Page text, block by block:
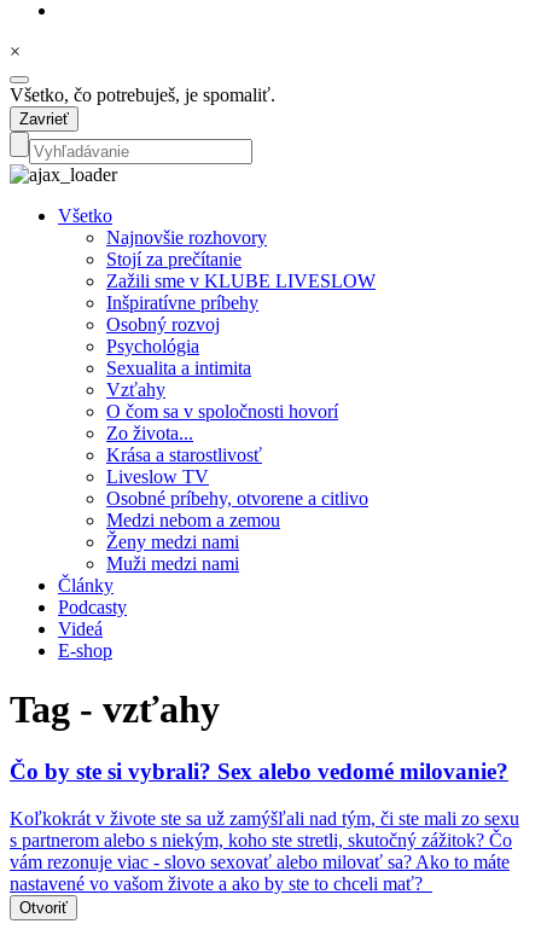
×
Všetko, čo potrebuješ, je spomaliť.
Zavrieť
Všetko
Najnovšie rozhovory
Stojí za prečítanie
Zažili sme v KLUBE LIVESLOW
Inšpiratívne príbehy
Osobný rozvoj
Psychológia
Sexualita a intimita
Vzťahy
O čom sa v spoločnosti hovorí
Zo života...
Krása a starostlivosť
Liveslow TV
Osobné príbehy, otvorene a citlivo
Medzi nebom a zemou
Ženy medzi nami
Muži medzi nami
Články
Podcasty
Videá
E-shop
Tag - vzťahy
Čo by ste si vybrali? Sex alebo vedomé milovanie?
Koľkokrát v živote ste sa už zamýšľali nad tým, či ste mali zo sexu
s partnerom alebo s niekým, koho ste stretli, skutočný zážitok? Čo
vám rezonuje viac - slovo sexovať alebo milovať sa? Ako to máte
nastavené vo vašom živote a ako by ste to chceli mať?
Otvoriť